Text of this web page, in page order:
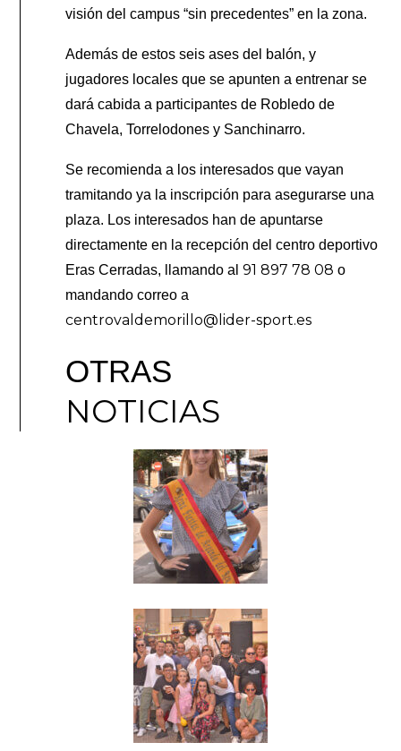
visión del campus “sin precedentes” en la zona.
Además de estos seis ases del balón, y
jugadores locales que se apunten a entrenar se
dará cabida a participantes de Robledo de
Chavela, Torrelodones y Sanchinarro.
Se recomienda a los interesados que vayan
tramitando ya la inscripción para asegurarse una
plaza. Los interesados han de apuntarse
directamente en la recepción del centro deportivo
Eras Cerradas, llamando al91 897 78 08 o
mandando correo a
centrovaldemorillo@lider-sport.es
OTRAS
NOTICIAS